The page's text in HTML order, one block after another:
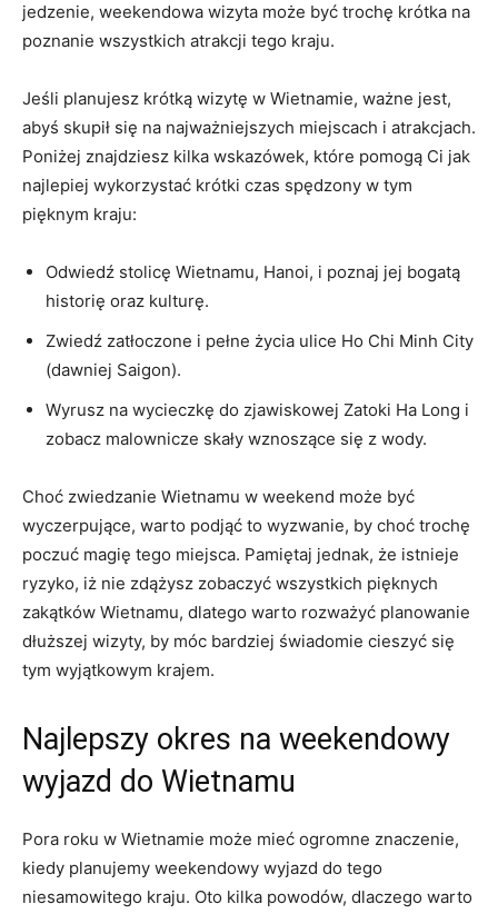
jedzenie, weekendowa wizyta może być trochę⁤ krótka⁢ na
poznanie wszystkich ⁢atrakcji‍ tego kraju.
Jeśli planujesz krótką wizytę ⁢w Wietnamie, ważne⁣ jest,
abyś skupił się ⁣na najważniejszych miejscach i atrakcjach.⁤
Poniżej znajdziesz kilka wskazówek, które pomogą Ci jak
najlepiej⁣ wykorzystać krótki czas spędzony w tym
pięknym⁣ kraju:
Odwiedź stolicę Wietnamu, Hanoi,⁣ i poznaj jej ⁣bogatą
⁤historię⁤ oraz kulturę.
Zwiedź zatłoczone i ⁣pełne życia ulice Ho Chi ​Minh ‍City
(dawniej⁤ Saigon).
Wyrusz na wycieczkę do zjawiskowej Zatoki Ha Long i
zobacz malownicze skały wznoszące⁣ się z wody.
Choć zwiedzanie Wietnamu w weekend⁢ może być
wyczerpujące, warto‌ podjąć to wyzwanie, by‍ choć ⁣trochę​
poczuć magię tego miejsca. Pamiętaj jednak, że ‍istnieje
ryzyko, iż nie⁤ zdążysz zobaczyć wszystkich​ pięknych
zakątków ‌Wietnamu, dlatego warto rozważyć ⁢planowanie
dłuższej⁤ wizyty, by⁣ móc bardziej ​świadomie cieszyć się
tym wyjątkowym krajem.
Najlepszy ‍okres na ​weekendowy
⁤wyjazd ‌do Wietnamu
Pora roku w Wietnamie może mieć ogromne znaczenie,
kiedy planujemy ​weekendowy wyjazd⁤ do tego
niesamowitego kraju. Oto kilka powodów, dlaczego warto